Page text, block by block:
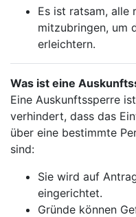
Es ist ratsam, alle
mitzubringen, um
erleichtern.
Was ist eine
Eine Auskunftssperre
verhindert, dass das
über eine bestimmte
sind:
Sie wird auf
eingerichtet.
Gründe können